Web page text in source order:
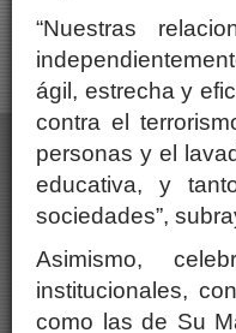
“Nuestras
ágil, estrecha y
contra el
personas y el
educativa, y
sociedades”,
Asimismo,
institucionales,
como las de Su